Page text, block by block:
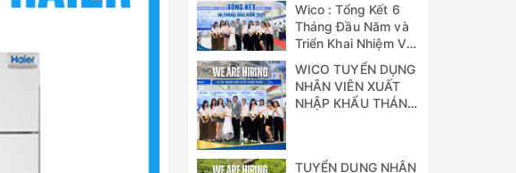
(𝟭/𝟱)
Wico : Tổng Kết 6
Tháng Đầu Năm và
Triển Khai Nhiệm Vụ
Công Tác 6 Tháng
Cuối Năm 2024
WICO TUYỂN DỤNG
NHÂN VIÊN XUẤT
NHẬP KHẨU THÁNG
TUYỂN DỤNG NHÂN